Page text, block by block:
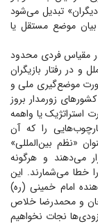
تبدیل می‌شود
موضع مستقل یا
مقیاس فردی محدود
و در رفتار بازیگران
موضع‌گیری ملی و
زورمدار بروز
استراتژیک یا واهمه
را که آن
«نظم بین‌المللی»
می‌دهند و هرگونه
خطا می‌شمارند. این
امام خمینی (ره)
و محمدرضا خلاص
نجات نخواهیم